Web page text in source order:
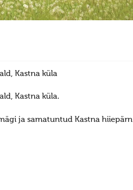
Kastna küla
Kastna küla.
ja samatuntud Kastna hiiepärn